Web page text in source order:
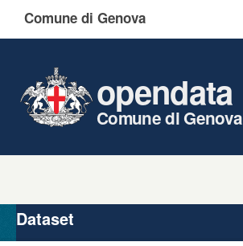
Comune di Genova
opendata
Comune di Genova
Organizzazioni
Gruppi
Dataset